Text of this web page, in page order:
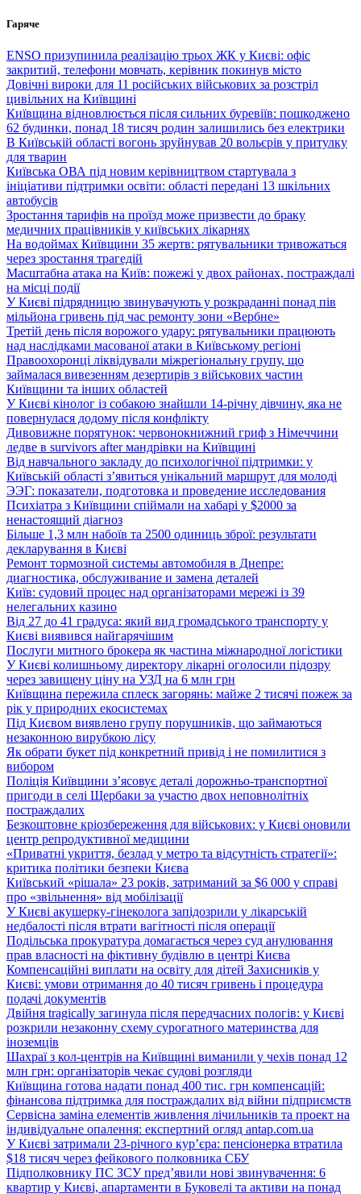
Перейти
вмісту
Гаряче
ENSO призупинила реалізацію трьох ЖК у Києві: офіс
закритий, телефони мовчать, керівник покинув місто
Довічні вироки для 11 російських військових за розстріл
цивільних на Київщині
Київщина відновлюється після сильних буревіїв: пошкоджено
62 будинки, понад 18 тисяч родин залишились без електрики
В Київській області вогонь зруйнував 20 вольєрів у притулку
для тварин
Київська ОВА під новим керівництвом стартувала з
ініціативи підтримки освіти: області передані 13 шкільних
автобусів
Зростання тарифів на проїзд може призвести до браку
медичних працівників у київських лікарнях
На водоймах Київщини 35 жертв: рятувальники тривожаться
через зростання трагедій
Масштабна атака на Київ: пожежі у двох районах, постраждалі
на місці події
У Києві підрядницю звинувачують у розкраданні понад пів
мільйона гривень під час ремонту зони «Вербне»
Третій день після ворожого удару: рятувальники працюють
над наслідками масованої атаки в Київському регіоні
Правоохоронці ліквідували міжрегіональну групу, що
займалася вивезенням дезертирів з військових частин
Київщини та інших областей
У Києві кінолог із собакою знайшли 14-річну дівчину, яка не
повернулася додому після конфлікту
Дивовижне порятунок: червонокнижний гриф з Німеччини
ледве в survivors after мандрівки на Київщині
Від навчального закладу до психологічної підтримки: у
Київській області з’явиться унікальний маршрут для молоді
ЭЭГ: показатели, подготовка и проведение исследования
Психіатра з Київщини спіймали на хабарі у $2000 за
ненастоящий діагноз
Більше 1,3 млн набоїв та 2500 одиниць зброї: результати
декларування в Києві
Ремонт тормозной системы автомобиля в Днепре:
диагностика, обслуживание и замена деталей
Київ: судовий процес над організаторами мережі із 39
нелегальних казино
Від 27 до 41 градуса: який вид громадського транспорту у
Києві виявився найгарячішим
Послуги митного брокера як частина міжнародної логістики
У Києві колишньому директору лікарні оголосили підозру
через завищену ціну на УЗД на 6 млн грн
Київщина пережила сплеск загорянь: майже 2 тисячі пожеж за
рік у природних екосистемах
Під Києвом виявлено групу порушників, що займаються
незаконною вирубкою лісу
Як обрати букет під конкретний привід і не помилитися з
вибором
Поліція Київщини з’ясовує деталі дорожньо-транспортної
пригоди в селі Щербаки за участю двох неповнолітніх
постраждалих
Безкоштовне кріозбереження для військових: у Києві оновили
центр репродуктивної медицини
«Приватні укриття, безлад у метро та відсутність стратегії»:
критика політики безпеки Києва
Київський «рішала» 23 років, затриманий за $6 000 у справі
про «звільнення» від мобілізації
У Києві акушерку-гінеколога запідозрили у лікарській
недбалості після втрати вагітності після операції
Подільська прокуратура домагається через суд анулювання
прав власності на фіктивну будівлю в центрі Києва
Компенсаційні виплати на освіту для дітей Захисників у
Києві: умови отримання до 40 тисяч гривень і процедура
подачі документів
Двійня tragically загинула після передчасних пологів: у Києві
розкрили незаконну схему сурогатного материнства для
іноземців
Шахраї з кол-центрів на Київщині виманили у чехів понад 12
млн грн: організаторів чекає судові розгляди
Київщина готова надати понад 400 тис. грн компенсацій:
фінансова підтримка для постраждалих від війни підприємств
Сервісна заміна елементів живлення лічильників та проект на
індивідуальне опалення: експертний огляд antap.com.ua
У Києві затримали 23-річного кур’єра: пенсіонерка втратила
$18 тисяч через фейкового полковника СБУ
Підполковнику ПС ЗСУ пред’явили нові звинувачення: 6
квартир у Києві, апартаменти в Буковелі та активи на понад